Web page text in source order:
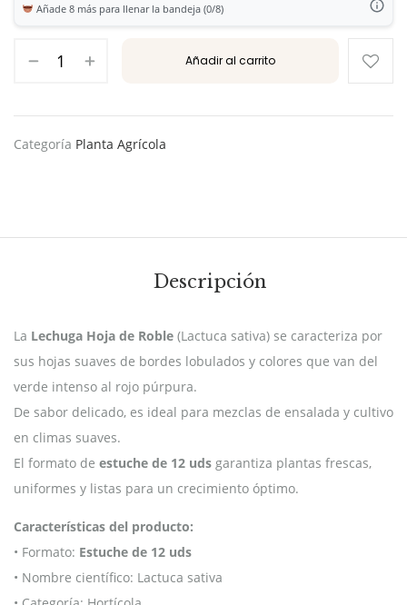
Añade 8 más para llenar la bandeja (0/8)
Añadir al carrito
Categoría Planta Agrícola
Descripción
La Lechuga Hoja de Roble (Lactuca sativa) se caracteriza por
sus hojas suaves de bordes lobulados y colores que van del
verde intenso al rojo púrpura.
De sabor delicado, es ideal para mezclas de ensalada y cultivo
en climas suaves.
El formato de estuche de 12 uds garantiza plantas frescas,
uniformes y listas para un crecimiento óptimo.
Características del producto:
• Formato: Estuche de 12 uds
• Nombre científico: Lactuca sativa